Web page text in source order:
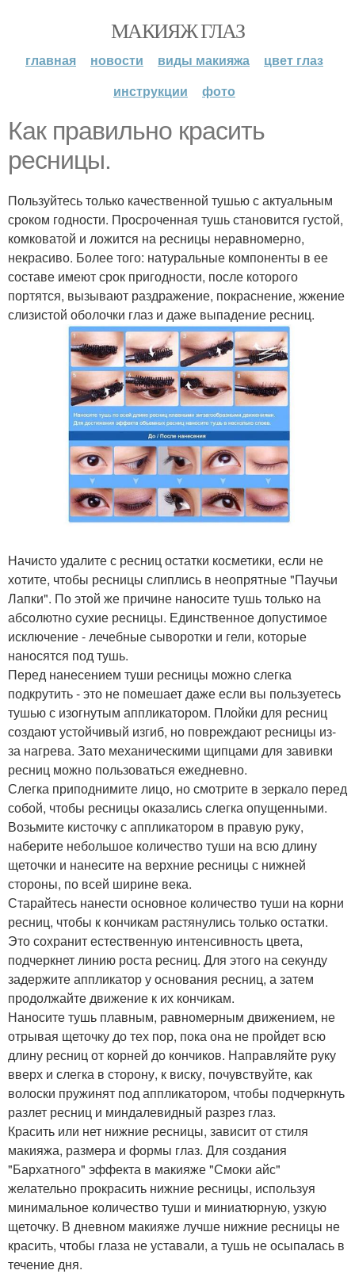
МАКИЯЖ ГЛАЗ
главная новости виды макияжа
цвет глаз
инструкции
фото
Как правильно красить
ресницы.
Пользуйтесь только качественной тушью с актуальным
сроком годности. Просроченная тушь становится густой,
комковатой и ложится на ресницы неравномерно,
некрасиво. Более того: натуральные компоненты в ее
составе имеют срок пригодности, после которого
портятся, вызывают раздражение, покраснение, жжение
слизистой оболочки глаз и даже выпадение ресниц.
Начисто удалите с ресниц остатки косметики, если не
хотите, чтобы ресницы слиплись в неопрятные "Паучьи
Лапки". По этой же причине наносите тушь только на
абсолютно сухие ресницы. Единственное допустимое
исключение - лечебные сыворотки и гели, которые
наносятся под тушь.
Перед нанесением туши ресницы можно слегка
подкрутить - это не помешает даже если вы пользуетесь
тушью с изогнутым аппликатором. Плойки для ресниц
создают устойчивый изгиб, но повреждают ресницы из-
за нагрева. Зато механическими щипцами для завивки
ресниц можно пользоваться ежедневно.
Слегка приподнимите лицо, но смотрите в зеркало перед
собой, чтобы ресницы оказались слегка опущенными.
Возьмите кисточку с аппликатором в правую руку,
наберите небольшое количество туши на всю длину
щеточки и нанесите на верхние ресницы с нижней
стороны, по всей ширине века.
Старайтесь нанести основное количество туши на корни
ресниц, чтобы к кончикам растянулись только остатки.
Это сохранит естественную интенсивность цвета,
подчеркнет линию роста ресниц. Для этого на секунду
задержите аппликатор у основания ресниц, а затем
продолжайте движение к их кончикам.
Наносите тушь плавным, равномерным движением, не
отрывая щеточку до тех пор, пока она не пройдет всю
длину ресниц от корней до кончиков. Направляйте руку
вверх и слегка в сторону, к виску, почувствуйте, как
волоски пружинят под аппликатором, чтобы подчеркнуть
разлет ресниц и миндалевидный разрез глаз.
Красить или нет нижние ресницы, зависит от стиля
макияжа, размера и формы глаз. Для создания
"Бархатного" эффекта в макияже "Смоки айс"
желательно прокрасить нижние ресницы, используя
минимальное количество туши и миниатюрную, узкую
щеточку. В дневном макияже лучше нижние ресницы не
красить, чтобы глаза не уставали, а тушь не осыпалась в
течение дня.